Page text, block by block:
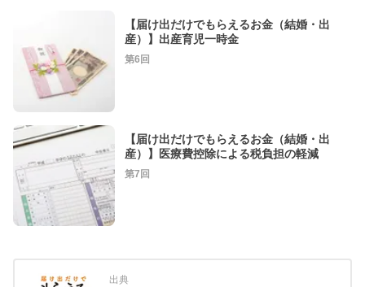
【届け出だけでもらえるお金（結婚・出
産）】出産育児一時金
第6回
【届け出だけでもらえるお金（結婚・出
産）】医療費控除による税負担の軽減
第7回
出典